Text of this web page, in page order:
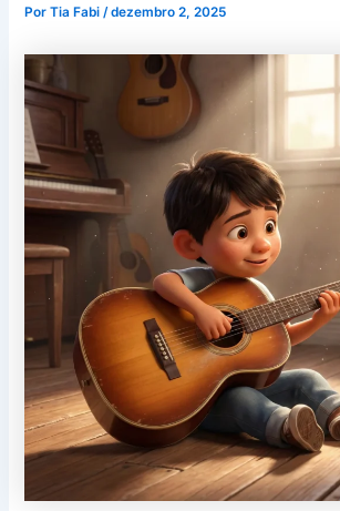
PorTia Fabi/dezembro 2, 2025